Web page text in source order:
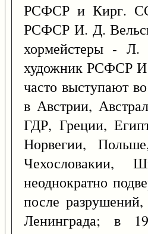
РСФСР и Кирг.
РСФСР И. Д.
хормейстеры -
художник РСФСР
часто выступают
в Австрии,
ГДР, Греции,
Норвегии,
Чехословакии,
неоднократно
после
Ленинграда; в